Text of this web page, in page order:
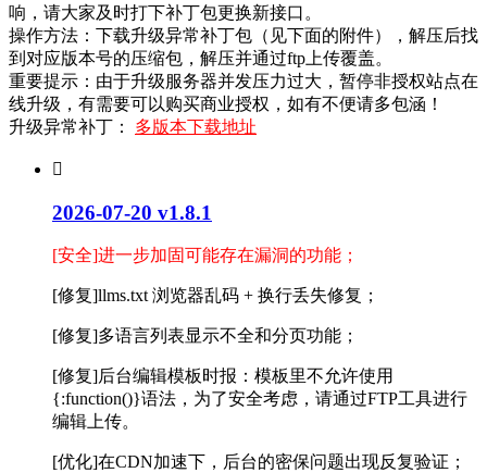
响，请大家及时打下补丁包更换新接口。
操作方法：下载升级异常补丁包（见下面的附件），解压后找
到对应版本号的压缩包，解压并通过ftp上传覆盖。
重要提示：由于升级服务器并发压力过大，暂停非授权站点在
线升级，有需要可以购买商业授权，如有不便请多包涵！
升级异常补丁： 多版本下载地址

2026-07-20 v1.8.1
[安全]进一步加固可能存在漏洞的功能；
[修复]llms.txt 浏览器乱码 + 换行丢失修复；
[修复]多语言列表显示不全和分页功能；
[修复]后台编辑模板时报：模板里不允许使用
{:function()}语法，为了安全考虑，请通过FTP工具进行
编辑上传。
[优化]在CDN加速下，后台的密保问题出现反复验证；